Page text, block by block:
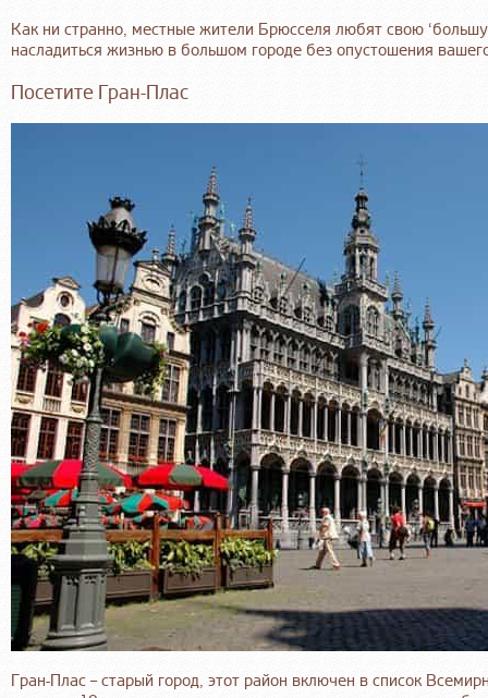
Как ни странно, местные жители Брюсселя любят свою
насладиться жизнью в большом городе без опустошения
Посетите Гран-Плас
Гран-Плас – старый город, этот район включен в список